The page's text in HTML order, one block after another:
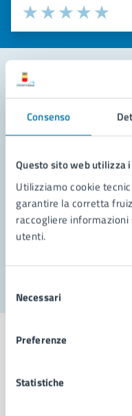
Consenso
Questo sito web utilizza
Utilizziamo cookie
garantire la corretta
raccogliere
utenti.
delNecessari
Preferenze
Statistiche
Valuta la chiarezza delle
Seleziona il numero di
Valuta
Valuta 4
Valuta 3 stelle
Valuta 2 stelle su 5
Valuta 1 stelle su 5
Leggi le domande
Richiedi
Prenota
Problemi in città
Comune di